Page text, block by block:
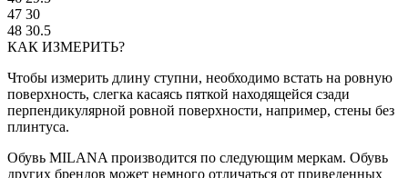
47 30
48 30.5
КАК ИЗМЕРИТЬ?
Чтобы измерить длину ступни, необходимо встать на ровную
поверхность, слегка касаясь пяткой находящейся сзади
перпендикулярной ровной поверхности, например, стены без
плинтуса.
Обувь MILANA производится по следующим меркам. Обувь
других брендов может немного отличаться от приведенных